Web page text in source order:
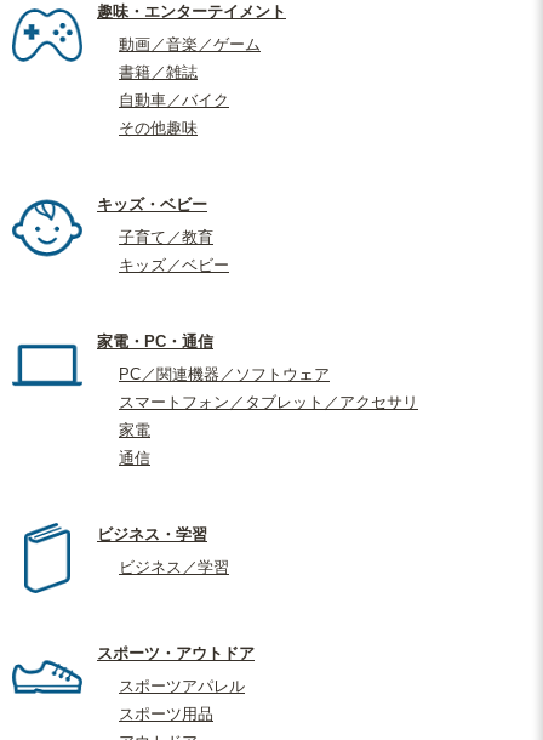
趣味・エンターテイメント
動画／音楽／ゲーム
書籍／雑誌
自動車／バイク
その他趣味
キッズ・ベビー
子育て／教育
キッズ／ベビー
家電・PC・通信
PC／関連機器／ソフトウェア
スマートフォン／タブレット／アクセサリ
家電
通信
ビジネス・学習
ビジネス／学習
スポーツ・アウトドア
スポーツアパレル
スポーツ用品